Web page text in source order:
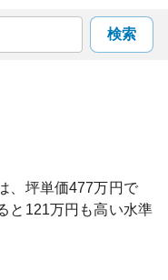
検索
、坪単価477万円で
と 121万円も高い水準